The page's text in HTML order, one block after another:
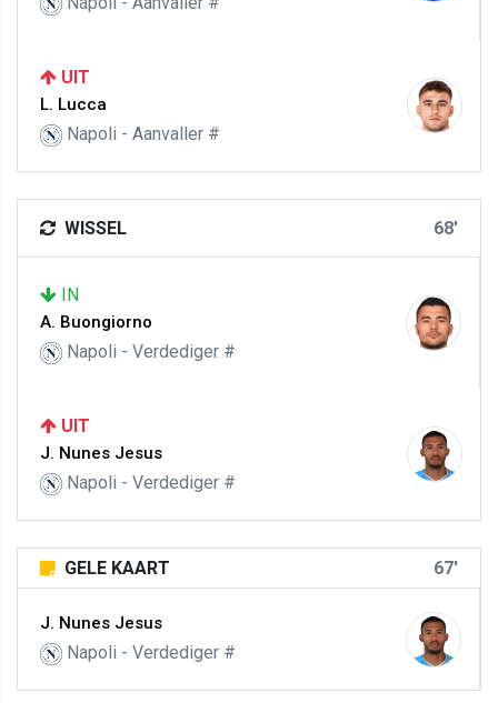
UIT
L. Lucca
Napoli - Aanvaller #
WISSEL 68'
IN
A. Buongiorno
Napoli - Verdediger #
UIT
J. Nunes Jesus
Napoli - Verdediger #
GELE KAART 67'
J. Nunes Jesus
Napoli - Verdediger #